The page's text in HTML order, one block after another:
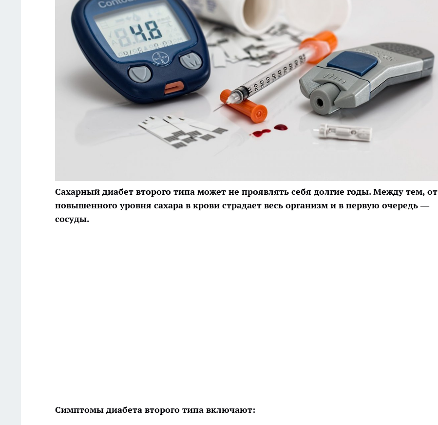
Сахарный диабет второго типа может не проявлять себя долгие годы. Между тем, от
повышенного уровня сахара в крови страдает весь организм и в первую очередь —
сосуды.
Симптомы диабета второго типа включают: